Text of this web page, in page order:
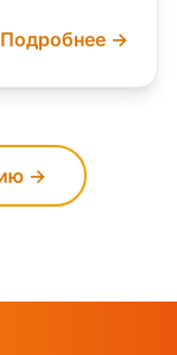
Подробнее →
→